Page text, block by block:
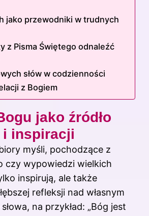
jako przewodniki w trudnych
z Pisma Świętego odnaleźć
słów w codzienności
z Bogiem
jako źródło
inspiracji
myśli, pochodzące z
czy wypowiedzi wielkich
inspirują, ale także
refleksji nad własnym
na przykład: „Bóg jest